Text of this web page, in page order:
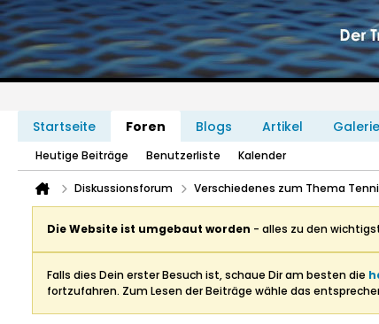
Startseite Foren Blogs Artikel Galerie
Heutige Beiträge Benutzerliste Kalender
Diskussionsforum Verschiedenes zum Thema
Die Website ist umgebaut worden - alles zu den
Falls dies Dein erster Besuch ist, schaue Dir am besten die
fortzufahren. Zum Lesen der Beiträge wähle das